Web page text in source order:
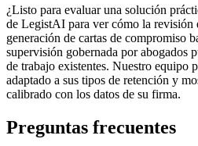
¿Listo para evaluar una solución
de LegistAI para ver cómo la revisión
generación de cartas de compromiso
supervisión gobernada por abogados
de trabajo existentes. Nuestro equipo
adaptado a sus tipos de retención y
calibrado con los datos de su firma.
Preguntas frecuentes